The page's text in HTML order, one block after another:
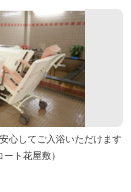
心してご入浴いただけます
ート花屋敷）